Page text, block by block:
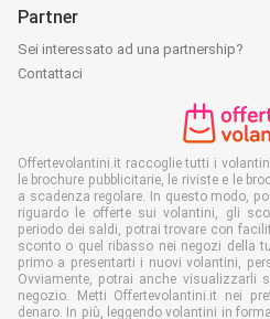
Partner
Sei interessato ad una partnership?
Contattaci
Offertevolantini.it raccoglie tutti i
le brochure pubblicitarie, le riviste e le
a scadenza regolare. In questo modo,
riguardo le offerte sui volantini, gli
periodo dei saldi, potrai trovare con
sconto o quel ribasso nei negozi della
primo a presentarti i nuovi volantini,
Ovviamente, potrai anche
negozio. Metti Offertevolantini.it nei
denaro. In più, leggendo volantini in